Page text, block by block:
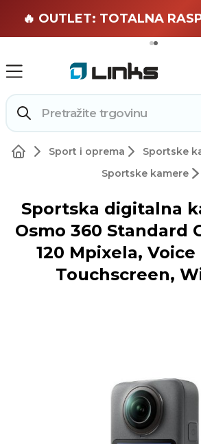
🏄 Zaslužuješ
🔥 OUTLET: TOTALNA
Sport i oprema
Sportske
Sportske kamere
Sportska digitalna
Osmo 360 Standard
120 Mpixela,
Touchscreen,